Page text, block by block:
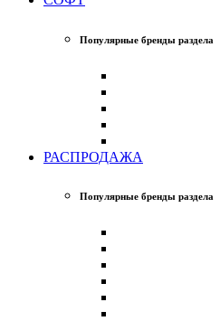
Популярные бренды раздела
РАСПРОДАЖА
Популярные бренды раздела